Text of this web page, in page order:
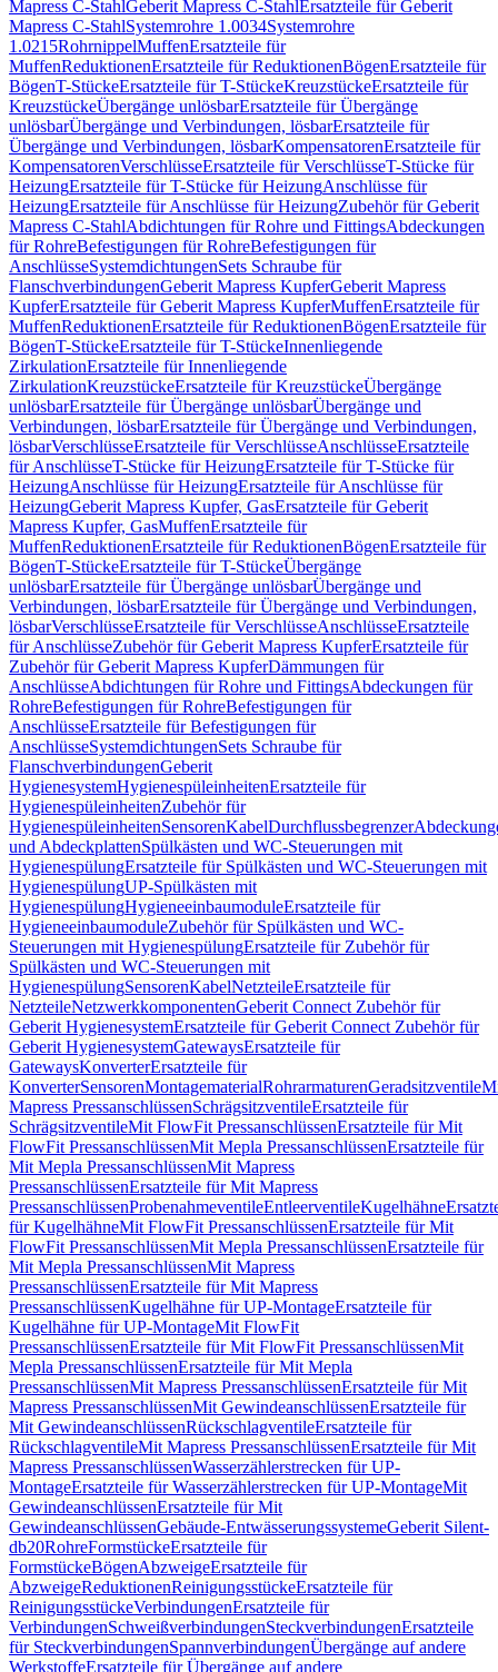
Mapress C-StahlGeberit Mapress C-StahlErsatzteile für Geberit
Mapress C-StahlSystemrohre 1.0034Systemrohre
1.0215RohrnippelMuffenErsatzteile für
MuffenReduktionenErsatzteile für ReduktionenBögenErsatzteile für
BögenT-StückeErsatzteile für T-StückeKreuzstückeErsatzteile für
KreuzstückeÜbergänge unlösbarErsatzteile für Übergänge
unlösbarÜbergänge und Verbindungen, lösbarErsatzteile für
Übergänge und Verbindungen, lösbarKompensatorenErsatzteile für
KompensatorenVerschlüsseErsatzteile für VerschlüsseT-Stücke für
HeizungErsatzteile für T-Stücke für HeizungAnschlüsse für
HeizungErsatzteile für Anschlüsse für HeizungZubehör für Geberit
Mapress C-StahlAbdichtungen für Rohre und FittingsAbdeckungen
für RohreBefestigungen für RohreBefestigungen für
AnschlüsseSystemdichtungenSets Schraube für
FlanschverbindungenGeberit Mapress KupferGeberit Mapress
KupferErsatzteile für Geberit Mapress KupferMuffenErsatzteile für
MuffenReduktionenErsatzteile für ReduktionenBögenErsatzteile für
BögenT-StückeErsatzteile für T-StückeInnenliegende
ZirkulationErsatzteile für Innenliegende
ZirkulationKreuzstückeErsatzteile für KreuzstückeÜbergänge
unlösbarErsatzteile für Übergänge unlösbarÜbergänge und
Verbindungen, lösbarErsatzteile für Übergänge und Verbindungen,
lösbarVerschlüsseErsatzteile für VerschlüsseAnschlüsseErsatzteile
für AnschlüsseT-Stücke für HeizungErsatzteile für T-Stücke für
HeizungAnschlüsse für HeizungErsatzteile für Anschlüsse für
HeizungGeberit Mapress Kupfer, GasErsatzteile für Geberit
Mapress Kupfer, GasMuffenErsatzteile für
MuffenReduktionenErsatzteile für ReduktionenBögenErsatzteile für
BögenT-StückeErsatzteile für T-StückeÜbergänge
unlösbarErsatzteile für Übergänge unlösbarÜbergänge und
Verbindungen, lösbarErsatzteile für Übergänge und Verbindungen,
lösbarVerschlüsseErsatzteile für VerschlüsseAnschlüsseErsatzteile
für AnschlüsseZubehör für Geberit Mapress KupferErsatzteile für
Zubehör für Geberit Mapress KupferDämmungen für
AnschlüsseAbdichtungen für Rohre und FittingsAbdeckungen für
RohreBefestigungen für RohreBefestigungen für
AnschlüsseErsatzteile für Befestigungen für
AnschlüsseSystemdichtungenSets Schraube für
FlanschverbindungenGeberit
HygienesystemHygienespüleinheitenErsatzteile für
HygienespüleinheitenZubehör für
HygienespüleinheitenSensorenKabelDurchflussbegrenzer
und AbdeckplattenSpülkästen und WC-Steuerungen mit
HygienespülungErsatzteile für Spülkästen und WC-Steuerungen mit
HygienespülungUP-Spülkästen mit
HygienespülungHygieneeinbaumoduleErsatzteile für
HygieneeinbaumoduleZubehör für Spülkästen und WC-
Steuerungen mit HygienespülungErsatzteile für Zubehör für
Spülkästen und WC-Steuerungen mit
HygienespülungSensorenKabelNetzteileErsatzteile für
NetzteileNetzwerkkomponentenGeberit Connect Zubehör für
Geberit HygienesystemErsatzteile für Geberit Connect Zubehör für
Geberit HygienesystemGatewaysErsatzteile für
GatewaysKonverterErsatzteile für
KonverterSensorenMontagematerialRohrarmaturenGeradsitzventile
Mapress PressanschlüssenSchrägsitzventileErsatzteile für
SchrägsitzventileMit FlowFit PressanschlüssenErsatzteile für Mit
FlowFit PressanschlüssenMit Mepla PressanschlüssenErsatzteile für
Mit Mepla PressanschlüssenMit Mapress
PressanschlüssenErsatzteile für Mit Mapress
PressanschlüssenProbenahmeventileEntleerventileKugelhähne
für KugelhähneMit FlowFit PressanschlüssenErsatzteile für Mit
FlowFit PressanschlüssenMit Mepla PressanschlüssenErsatzteile für
Mit Mepla PressanschlüssenMit Mapress
PressanschlüssenErsatzteile für Mit Mapress
PressanschlüssenKugelhähne für UP-MontageErsatzteile für
Kugelhähne für UP-MontageMit FlowFit
PressanschlüssenErsatzteile für Mit FlowFit PressanschlüssenMit
Mepla PressanschlüssenErsatzteile für Mit Mepla
PressanschlüssenMit Mapress PressanschlüssenErsatzteile für Mit
Mapress PressanschlüssenMit GewindeanschlüssenErsatzteile für
Mit GewindeanschlüssenRückschlagventileErsatzteile für
RückschlagventileMit Mapress PressanschlüssenErsatzteile für Mit
Mapress PressanschlüssenWasserzählerstrecken für UP-
MontageErsatzteile für Wasserzählerstrecken für UP-MontageMit
GewindeanschlüssenErsatzteile für Mit
GewindeanschlüssenGebäude-EntwässerungssystemeGeberit Silent-
db20RohreFormstückeErsatzteile für
FormstückeBögenAbzweigeErsatzteile für
AbzweigeReduktionenReinigungsstückeErsatzteile für
ReinigungsstückeVerbindungenErsatzteile für
VerbindungenSchweißverbindungenSteckverbindungenErsatzteile
für SteckverbindungenSpannverbindungenÜbergänge auf andere
WerkstoffeErsatzteile für Übergänge auf andere